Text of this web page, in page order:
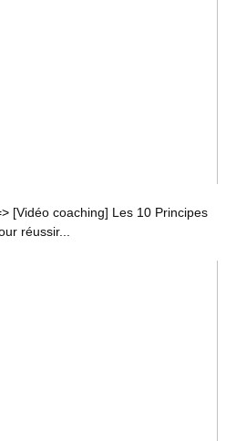
[Vidéo coaching] Les 10 Principes
réussir...